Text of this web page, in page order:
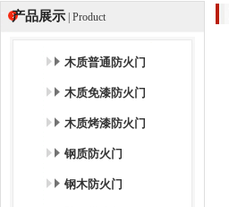
产品展示 | Product
木质普通防火门
木质免漆防火门
木质烤漆防火门
钢质防火门
钢木防火门